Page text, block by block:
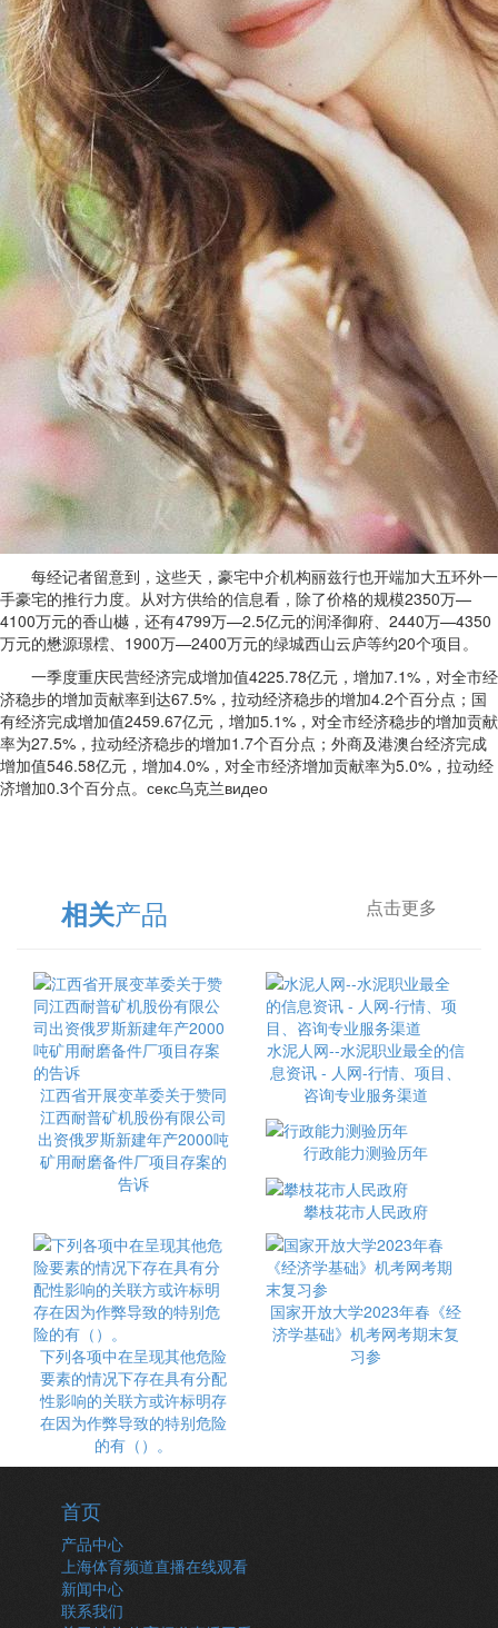
每经记者留意到，这些天，豪宅中介机构丽兹行也开端加大五环外一
手豪宅的推行力度。从对方供给的信息看，除了价格的规模2350万—
4100万元的香山樾，还有4799万—2.5亿元的润泽御府、2440万—4350
万元的懋源璟橒、1900万—2400万元的绿城西山云庐等约20个项目。
一季度重庆民营经济完成增加值4225.78亿元，增加7.1%，对全市经
济稳步的增加贡献率到达67.5%，拉动经济稳步的增加4.2个百分点；国
有经济完成增加值2459.67亿元，增加5.1%，对全市经济稳步的增加贡献
率为27.5%，拉动经济稳步的增加1.7个百分点；外商及港澳台经济完成
增加值546.58亿元，增加4.0%，对全市经济增加贡献率为5.0%，拉动经
济增加0.3个百分点。секс乌克兰видео
相关产品 点击更多
江西省开展变革委关于赞同
江西耐普矿机股份有限公司
出资俄罗斯新建年产2000吨
矿用耐磨备件厂项目存案的
告诉
水泥人网--水泥职业最全的信
息资讯 - 人网-行情、项目、
咨询专业服务渠道
行政能力测验历年
攀枝花市人民政府
下列各项中在呈现其他危险
要素的情况下存在具有分配
性影响的关联方或许标明存
在因为作弊导致的特别危险
的有（）。
国家开放大学2023年春《经
济学基础》机考网考期末复
习参
首页
产品中心
上海体育频道直播在线观看
新闻中心
联系我们